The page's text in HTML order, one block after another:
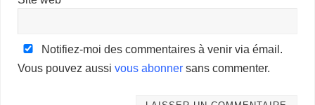
Notifiez-moi des commentaires à venir via émail.
Vous pouvez aussivous abonner sans commenter.